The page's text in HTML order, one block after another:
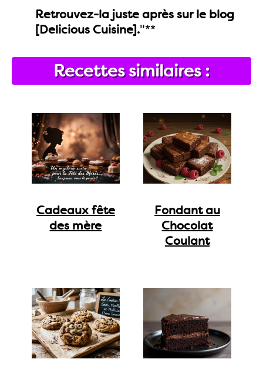
Retrouvez-la juste après sur le blog
[Delicious Cuisine]."**
Recettes similaires :
Cadeaux fête
des mère
Fondant au
Chocolat
Coulant